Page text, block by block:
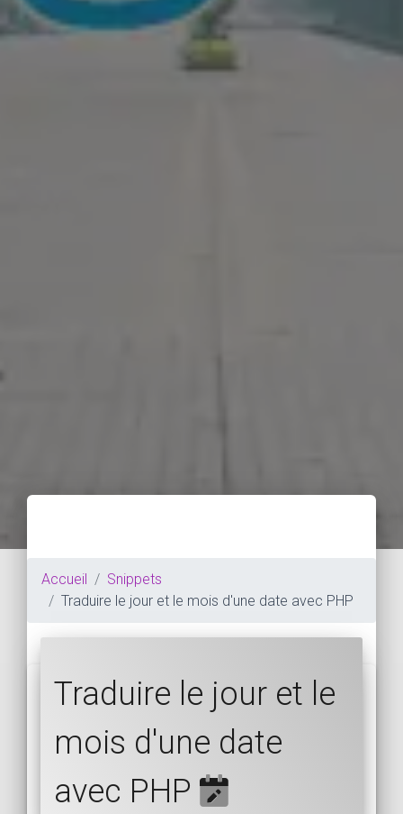
Accueil
Snippets
Traduire le jour et le mois d'une date avec PHP
Traduire le jour et le
mois d'une date
avec PHP